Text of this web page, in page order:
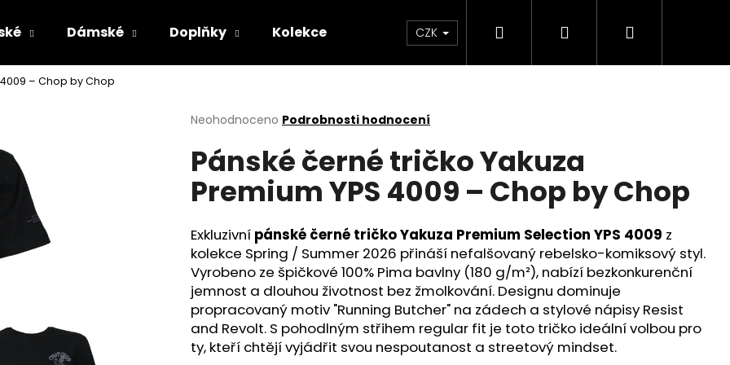
Dámské Doplňky Kolekce Kontakt Velkoobchod Obchodní
CZK Hledat PřihlášeníNákupní
– Chop by Chop
Průměrné
produktu
je
0,0
hvězdiček.
Neohodnoceno Podrobnosti hodnocení
Pánské černé tričko Yakuza
Premium YPS 4009 – Chop by Chop
Exkluzivní pánské černé tričko Yakuza Premium Selection YPS 4009 z
kolekce Spring / Summer 2026 přináší nefalšovaný rebelsko-komiksový styl.
Vyrobeno ze špičkové 100% Pima bavlny (180 g/m²), nabízí bezkonkurenční
jemnost a dlouhou životnost bez žmolkování. Designu dominuje
propracovaný motiv "Running Butcher" na zádech a stylové nápisy Resist
and Revolt. S pohodlným střihem regular fit je toto tričko ideální volbou pro
ty, kteří chtějí vyjádřit svou nespoutanost a streetový mindset.
Co potřebujete najít?
HLEDAT
PÁNSKÉ ŠEDÉ TRIČKO YAKUZA PREMIUM PÁNSKÉ OLIVOVÉ TRIČKO YAKUZA